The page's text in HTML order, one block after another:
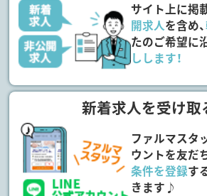
サイト上に掲
開求人を含め、
たのご希望に
しします！
新着求人を受け取
ファルマスタ
ウントを友だ
条件を登録す
きます♪